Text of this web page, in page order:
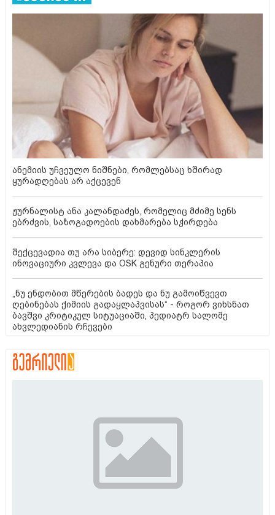
ანემიის უჩვეულო ნიშნები, რომლებსაც ხშირად
ყურადღებას არ აქცევენ
ჟურნალისტ ანა კალანდაძეს, რომელიც მძიმე სენს
ებრძვის, საზოგადოების დახმარება სჭირდება
შექცევადია თუ არა სიბერე: დევიდ სინკლერის
ინოვაციური კვლევა და OSK გენური თერაპია
„ნუ ენდობით მწერების ბადეს და ნუ გამოიწვევთ
ღებინებას ქიმიის გადაყლაპვისას“ - როგორ ვიხსნათ
ბავშვი კრიტიკულ სიტუაციაში, პედიატრ სალომე
ახვლედიანის რჩევები